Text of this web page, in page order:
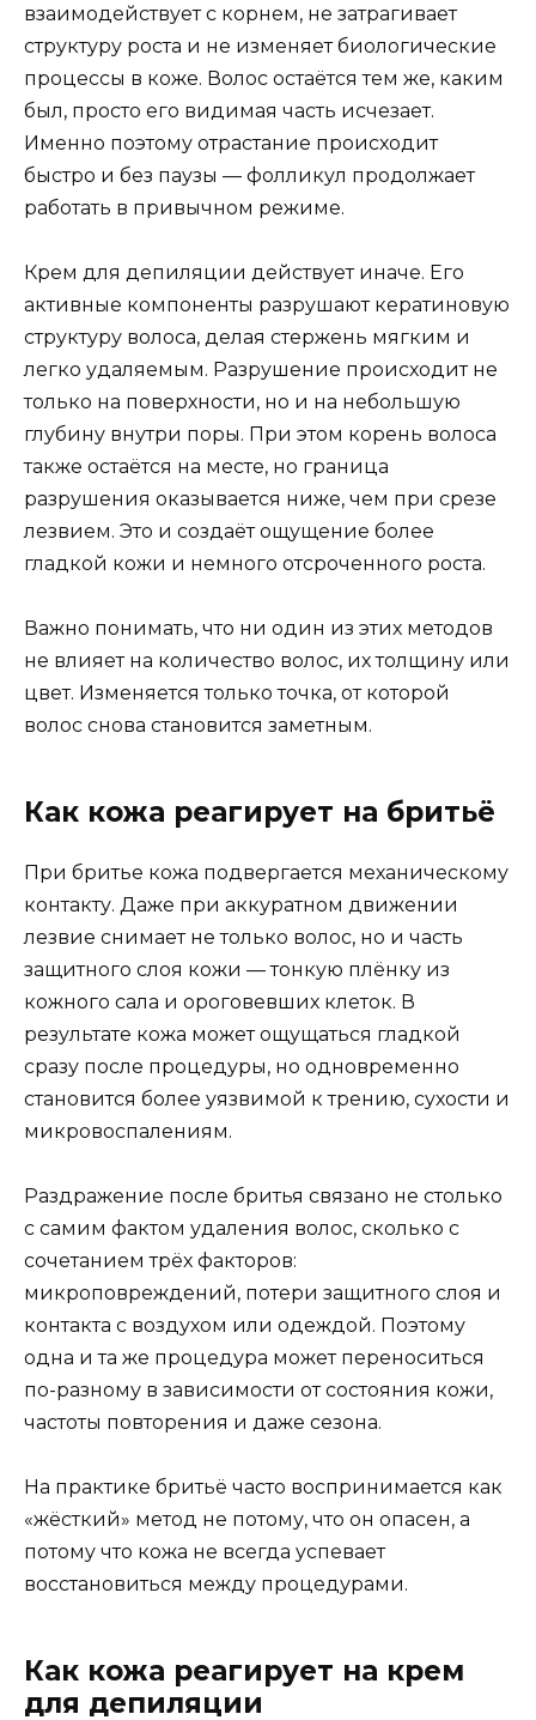
взаимодействует с корнем, не затрагивает
структуру роста и не изменяет биологические
процессы в коже. Волос остаётся тем же, каким
был, просто его видимая часть исчезает.
Именно поэтому отрастание происходит
быстро и без паузы — фолликул продолжает
работать в привычном режиме.
Крем для депиляции действует иначе. Его
активные компоненты разрушают кератиновую
структуру волоса, делая стержень мягким и
легко удаляемым. Разрушение происходит не
только на поверхности, но и на небольшую
глубину внутри поры. При этом корень волоса
также остаётся на месте, но граница
разрушения оказывается ниже, чем при срезе
лезвием. Это и создаёт ощущение более
гладкой кожи и немного отсроченного роста.
Важно понимать, что ни один из этих методов
не влияет на количество волос, их толщину или
цвет. Изменяется только точка, от которой
волос снова становится заметным.
Как кожа реагирует на бритьё
При бритье кожа подвергается механическому
контакту. Даже при аккуратном движении
лезвие снимает не только волос, но и часть
защитного слоя кожи — тонкую плёнку из
кожного сала и ороговевших клеток. В
результате кожа может ощущаться гладкой
сразу после процедуры, но одновременно
становится более уязвимой к трению, сухости и
микровоспалениям.
Раздражение после бритья связано не столько
с самим фактом удаления волос, сколько с
сочетанием трёх факторов:
микроповреждений, потери защитного слоя и
контакта с воздухом или одеждой. Поэтому
одна и та же процедура может переноситься
по-разному в зависимости от состояния кожи,
частоты повторения и даже сезона.
На практике бритьё часто воспринимается как
«жёсткий» метод не потому, что он опасен, а
потому что кожа не всегда успевает
восстановиться между процедурами.
Как кожа реагирует на крем
для депиляции